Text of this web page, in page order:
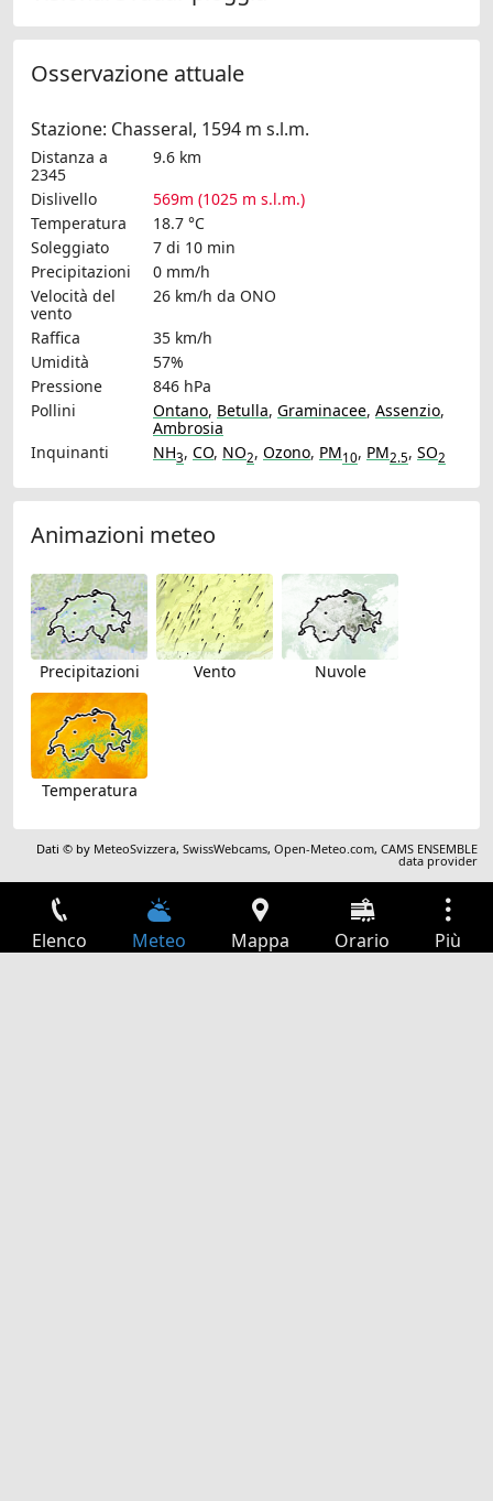
Osservazione attuale
Stazione: Chasseral, 1594 m s.l.m.
Distanza a
2345
9.6 km
Dislivello
569m (1025 m s.l.m.)
Temperatura
18.7 °C
Soleggiato
7 di 10 min
Precipitazioni
0 mm/h
Velocità del
vento
26 km/h da ONO
Raffica
35 km/h
Umidità
57%
Pressione
846 hPa
Pollini
Ontano, Betulla, Graminacee, Assenzio,
Ambrosia
Inquinanti
NH3, CO, NO2, Ozono, PM10, PM2.5, SO2
Animazioni meteo
Precipitazioni Vento Nuvole
Temperatura
Dati © by MeteoSvizzera,SwissWebcams,Open-Meteo.com,CAMS ENSEMBLE
data provider
Elenco Meteo Mappa Orario Più